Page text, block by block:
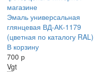
Эмаль универсальная
глянцевая ВД-АК-1179
(цветная по каталогу RAL)
В корзину
700 р
Vgt